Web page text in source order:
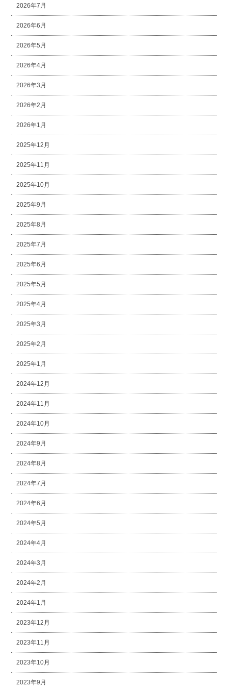
2026年7月
2026年6月
2026年5月
2026年4月
2026年3月
2026年2月
2026年1月
2025年12月
2025年11月
2025年10月
2025年9月
2025年8月
2025年7月
2025年6月
2025年5月
2025年4月
2025年3月
2025年2月
2025年1月
2024年12月
2024年11月
2024年10月
2024年9月
2024年8月
2024年7月
2024年6月
2024年5月
2024年4月
2024年3月
2024年2月
2024年1月
2023年12月
2023年11月
2023年10月
2023年9月